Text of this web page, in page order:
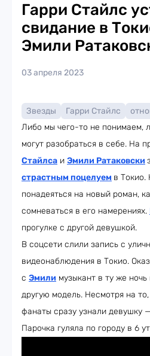
Гарри Стайлс
свидание в
Эмили
03 апреля 2023
Звезды Гарри Стайлс
Либо мы чего-то не понимаем,
могут разобраться в себе. На
Стайлса и Эмили Ратаковски
страстным поцелуем в Токио.
понадеяться на новый роман,
сомневаться в его намерениях.
прогулке с другой девушкой.
В соцсети слили запись с
видеонаблюдения в Токио.
с Эмили музыкант в ту же
другую модель. Несмотря на
фанаты сразу узнали девушку
Парочка гуляла по городу в 6